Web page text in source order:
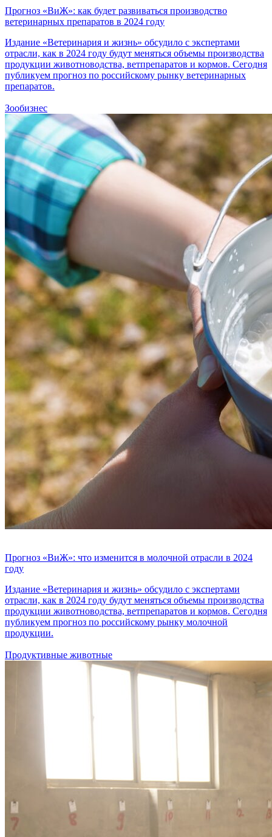
Прогноз «ВиЖ»: как будет развиваться производство
ветеринарных препаратов в 2024 году
Издание «Ветеринария и жизнь» обсудило с экспертами
отрасли, как в 2024 году будут меняться объемы производства
продукции животноводства, ветпрепаратов и кормов. Сегодня
публикуем прогноз по российскому рынку ветеринарных
препаратов.
Зообизнес
Прогноз «ВиЖ»: что изменится в молочной отрасли в 2024
году
Издание «Ветеринария и жизнь» обсудило с экспертами
отрасли, как в 2024 году будут меняться объемы производства
продукции животноводства, ветпрепаратов и кормов. Сегодня
публикуем прогноз по российскому рынку молочной
продукции.
Продуктивные животные